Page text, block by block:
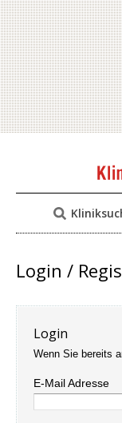
Login /
Login
Wenn Sie bereits
E-Mail Adresse